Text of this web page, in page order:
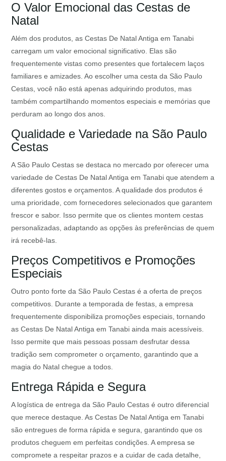
O Valor Emocional das Cestas de
Natal
Além dos produtos, as Cestas De Natal Antiga em Tanabi
carregam um valor emocional significativo. Elas são
frequentemente vistas como presentes que fortalecem laços
familiares e amizades. Ao escolher uma cesta da São Paulo
Cestas, você não está apenas adquirindo produtos, mas
também compartilhando momentos especiais e memórias que
perduram ao longo dos anos.
Qualidade e Variedade na São Paulo
Cestas
A São Paulo Cestas se destaca no mercado por oferecer uma
variedade de Cestas De Natal Antiga em Tanabi que atendem a
diferentes gostos e orçamentos. A qualidade dos produtos é
uma prioridade, com fornecedores selecionados que garantem
frescor e sabor. Isso permite que os clientes montem cestas
personalizadas, adaptando as opções às preferências de quem
irá recebê-las.
Preços Competitivos e Promoções
Especiais
Outro ponto forte da São Paulo Cestas é a oferta de preços
competitivos. Durante a temporada de festas, a empresa
frequentemente disponibiliza promoções especiais, tornando
as Cestas De Natal Antiga em Tanabi ainda mais acessíveis.
Isso permite que mais pessoas possam desfrutar dessa
tradição sem comprometer o orçamento, garantindo que a
magia do Natal chegue a todos.
Entrega Rápida e Segura
A logística de entrega da São Paulo Cestas é outro diferencial
que merece destaque. As Cestas De Natal Antiga em Tanabi
são entregues de forma rápida e segura, garantindo que os
produtos cheguem em perfeitas condições. A empresa se
compromete a respeitar prazos e a cuidar de cada detalhe,